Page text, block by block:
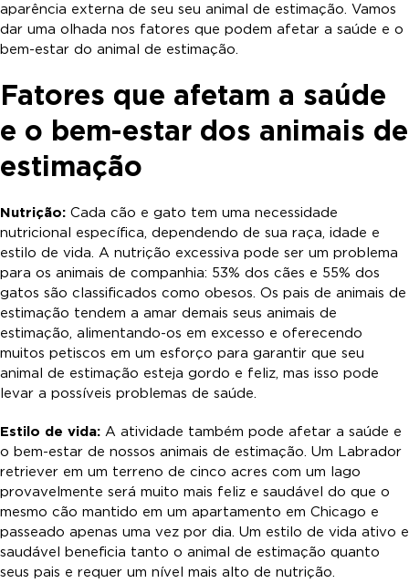
aparência externa de seu seu animal de estimação. Vamos
dar uma olhada nos fatores que podem afetar a saúde e o
bem-estar do animal de estimação.
Fatores que afetam a saúde
e o bem-estar dos animais de
estimação
Nutrição: Cada cão e gato tem uma necessidade
nutricional específica, dependendo de sua raça, idade e
estilo de vida. A nutrição excessiva pode ser um problema
para os animais de companhia: 53% dos cães e 55% dos
gatos são classificados como obesos. Os pais de animais de
estimação tendem a amar demais seus animais de
estimação, alimentando-os em excesso e oferecendo
muitos petiscos em um esforço para garantir que seu
animal de estimação esteja gordo e feliz, mas isso pode
levar a possíveis problemas de saúde.
Estilo de vida: A atividade também pode afetar a saúde e
o bem-estar de nossos animais de estimação. Um Labrador
retriever em um terreno de cinco acres com um lago
provavelmente será muito mais feliz e saudável do que o
mesmo cão mantido em um apartamento em Chicago e
passeado apenas uma vez por dia. Um estilo de vida ativo e
saudável beneficia tanto o animal de estimação quanto
seus pais e requer um nível mais alto de nutrição.